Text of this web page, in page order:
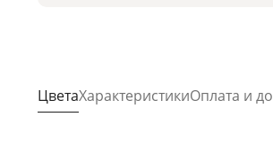
ЦветаХарактеристикиОплата и